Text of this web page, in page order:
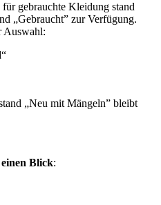
gebrauchte Kleidung stand
„Gebraucht” zur Verfügung.
Auswahl:
„Neu mit Mängeln” bleibt
Blick: